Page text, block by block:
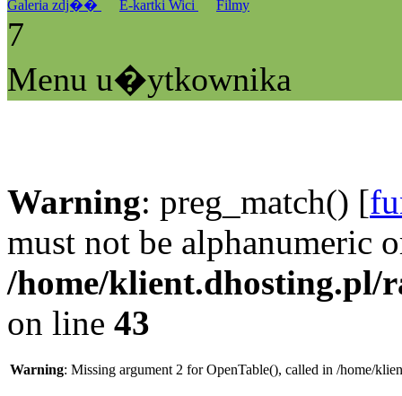
Galeria zdj�� E-kartki Wici Filmy
7
Menu u�ytkownika
Warning: preg_match() [
must not be alphanumeric
/home/klient.dhosting.pl/
on line 43
Warning: Missing argument 2 for OpenTable(), called in /home/